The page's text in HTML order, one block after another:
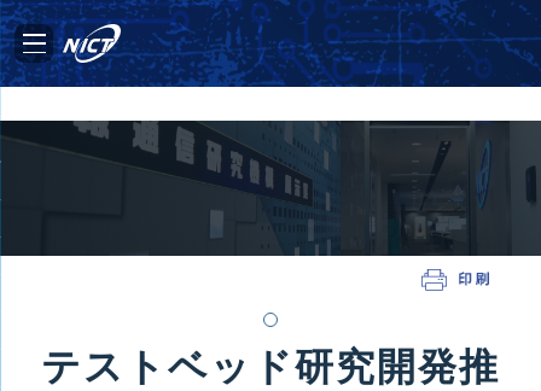
テストベッド研究開発推